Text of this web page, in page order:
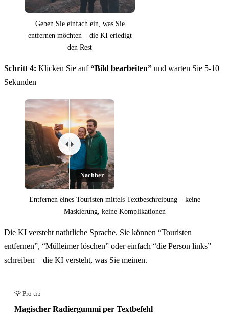
Geben Sie einfach ein, was Sie
entfernen möchten – die KI erledigt
den Rest
Schritt 4: Klicken Sie auf“Bild bearbeiten” und warten Sie 5-10
Sekunden
Nachher
Entfernen eines Touristen mittels Textbeschreibung – keine
Maskierung, keine Komplikationen
Die KI versteht natürliche Sprache. Sie können “Touristen
entfernen”, “Mülleimer löschen” oder einfach “die Person links”
schreiben – die KI versteht, was Sie meinen.
Magischer Radiergummi per Textbefehl